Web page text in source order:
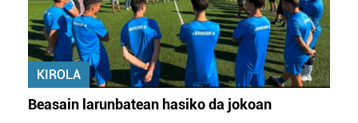
KIROLA
Beasain larunbatean hasiko da jokoan